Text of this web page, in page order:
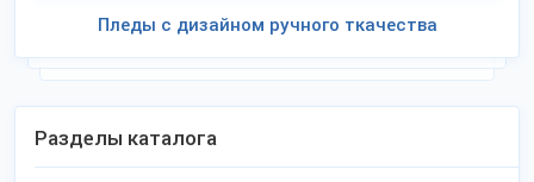
Пледы с дизайном ручного ткачества
Разделы каталога